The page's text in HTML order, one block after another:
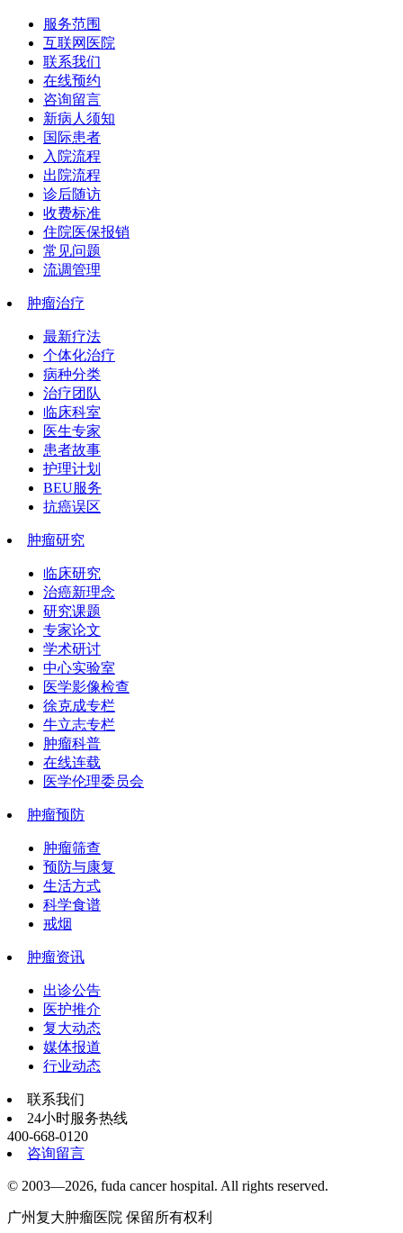
服务范围
互联网医院
联系我们
在线预约
咨询留言
新病人须知
国际患者
入院流程
出院流程
诊后随访
收费标准
住院医保报销
常见问题
流调管理
肿瘤治疗
最新疗法
个体化治疗
病种分类
治疗团队
临床科室
医生专家
患者故事
护理计划
BEU服务
抗癌误区
肿瘤研究
临床研究
治癌新理念
研究课题
专家论文
学术研讨
中心实验室
医学影像检查
徐克成专栏
牛立志专栏
肿瘤科普
在线连载
医学伦理委员会
肿瘤预防
肿瘤筛查
预防与康复
生活方式
科学食谱
戒烟
肿瘤资讯
出诊公告
医护推介
复大动态
媒体报道
行业动态
联系我们
24小时服务热线
400-668-0120
咨询留言
© 2003—2026, fuda cancer hospital. All rights reserved.
广州复大肿瘤医院 保留所有权利